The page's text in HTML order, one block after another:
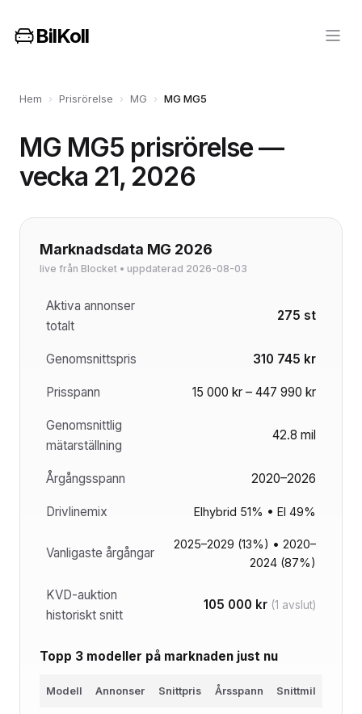
BilKoll
Hem › Prisrörelse › MG › MG MG5
MG MG5 prisrörelse —
vecka 21, 2026
Marknadsdata MG 2026
live från Blocket • uppdaterad 2026-08-03
Aktiva annonser
totalt
275 st
Genomsnittspris 310 745 kr
Prisspann 15 000 kr – 447 990 kr
Genomsnittlig
mätarställning
42.8 mil
Årgångsspann 2020–2026
Drivlinemix Elhybrid 51% • El 49%
Vanligaste årgångar
2025–2029 (13%) • 2020–
2024 (87%)
KVD-auktion
historiskt snitt
105 000 kr (1 avslut)
Topp 3 modeller på marknaden just nu
Modell Annonser Snittpris Årsspann Snittmil